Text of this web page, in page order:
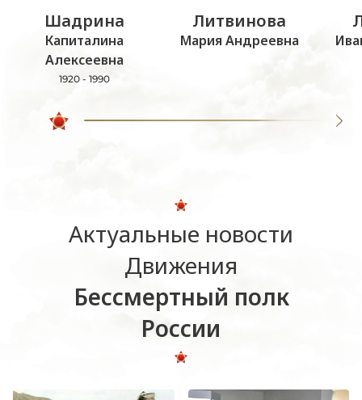
Шадрина
Капиталина
Алексеевна
1920 - 1990
Литвинова
Мария Андреевна
Актуальные новости
Движения
Бессмертный полк
России